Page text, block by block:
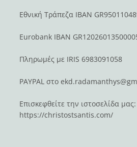
Εθνική Τράπεζα IBAN
Eurobank IBAN
Πληρωμές με IRIS 6983091058
PAYPAL στο
Επισκεφθείτε την ιστοσελίδα μας:
https://christostsantis.com/